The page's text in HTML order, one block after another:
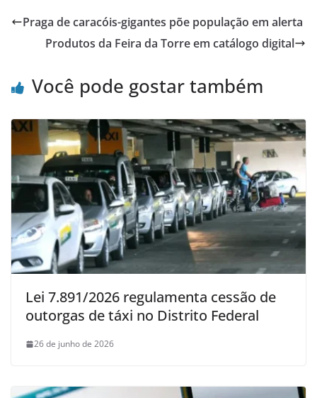
Praga de caracóis-gigantes põe população em alerta
Produtos da Feira da Torre em catálogo digital
Você pode gostar também
Lei 7.891/2026 regulamenta cessão de
outorgas de táxi no Distrito Federal
26 de junho de 2026